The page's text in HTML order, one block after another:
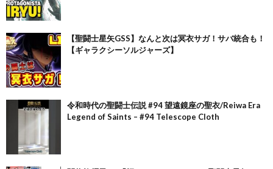
【聖闘士星矢GSS】なんと次は冥衣サガ！サバ統合も！
【ギャラクシーソルジャーズ】
令和時代の聖闘士伝説 #94 望遠鏡座の聖衣/Reiwa Era
Legend of Saints – #94 Telescope Cloth